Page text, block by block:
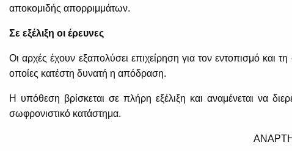
αποκομιδής απορριμμάτων.
Σε εξέλιξη οι έρευνες
Οι αρχές έχουν εξαπολύσει επιχείρηση για τον εντοπισμό και
οποίες κατέστη δυνατή η απόδραση.
Η υπόθεση βρίσκεται σε πλήρη εξέλιξη και αναμένεται να
σωφρονιστικό κατάστημα.